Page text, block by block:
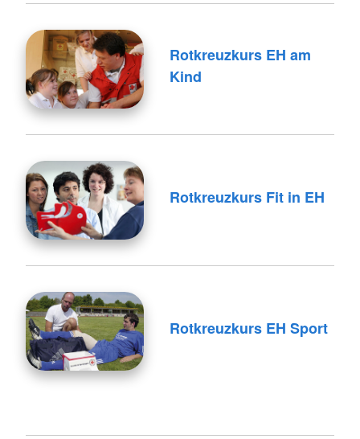
Rotkreuzkurs EH am
Kind
Rotkreuzkurs Fit in EH
Rotkreuzkurs EH Sport